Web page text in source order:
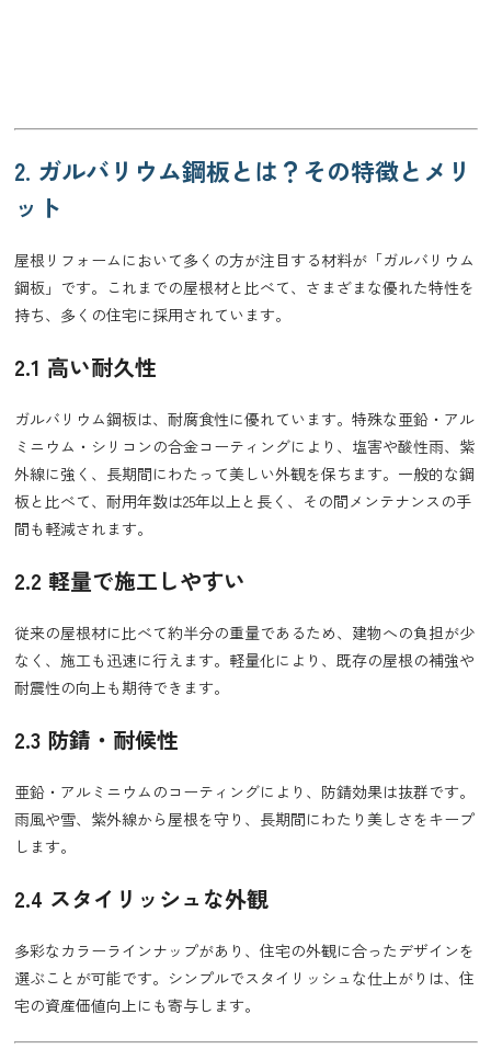
2. ガルバリウム鋼板とは？その特徴とメリ
ット
屋根リフォームにおいて多くの方が注目する材料が「ガルバリウム
鋼板」です。これまでの屋根材と比べて、さまざまな優れた特性を
持ち、多くの住宅に採用されています。
2.1 高い耐久性
ガルバリウム鋼板は、耐腐食性に優れています。特殊な亜鉛・アル
ミニウム・シリコンの合金コーティングにより、塩害や酸性雨、紫
外線に強く、長期間にわたって美しい外観を保ちます。一般的な鋼
板と比べて、耐用年数は25年以上と長く、その間メンテナンスの手
間も軽減されます。
2.2 軽量で施工しやすい
従来の屋根材に比べて約半分の重量であるため、建物への負担が少
なく、施工も迅速に行えます。軽量化により、既存の屋根の補強や
耐震性の向上も期待できます。
2.3 防錆・耐候性
亜鉛・アルミニウムのコーティングにより、防錆効果は抜群です。
雨風や雪、紫外線から屋根を守り、長期間にわたり美しさをキープ
します。
2.4 スタイリッシュな外観
多彩なカラーラインナップがあり、住宅の外観に合ったデザインを
選ぶことが可能です。シンプルでスタイリッシュな仕上がりは、住
宅の資産価値向上にも寄与します。